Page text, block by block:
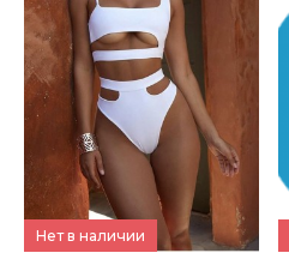
КУПИТЬ
ПОДРОБНЕЕ
Нет в наличии